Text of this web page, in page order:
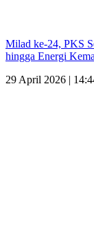
Milad ke-24, PKS
hingga Energi
29 April 2026 |